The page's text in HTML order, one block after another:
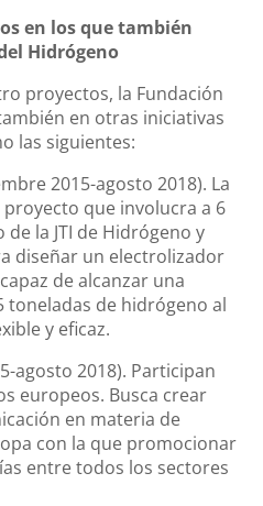
en los que también
Hidrógeno
proyectos, la Fundación
en otras iniciativas
las siguientes:
2015-agosto 2018). La
que involucra a 6
la JTI de Hidrógeno y
diseñar un electrolizador
de alcanzar una
toneladas de hidrógeno al
y eficaz.
agosto 2018). Participan
europeos. Busca crear
en materia de
con la que promocionar
entre todos los sectores